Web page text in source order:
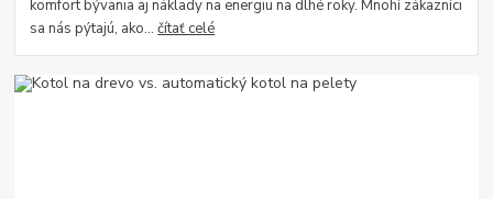
komfort bývania aj náklady na energiu na dlhé roky. Mnohí zákazníci
sa nás pýtajú, ako...čítať celé